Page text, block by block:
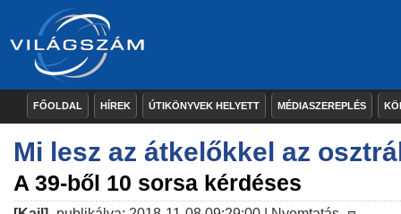
FŐOLDAL HÍREK ÚTIKÖNYVEK HELYETT MÉDIASZEREPLÉS
Mi lesz az átkelőkkel az
A 39-ből 10 sorsa kérdéses